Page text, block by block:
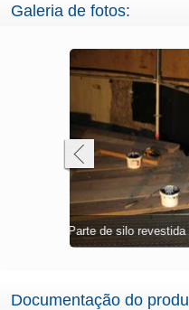
Galeria de fotos:
Cone de silo
de ancoragem
Documentação do